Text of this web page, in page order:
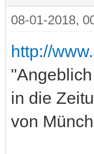
08-01-2018,
http://
in die
von